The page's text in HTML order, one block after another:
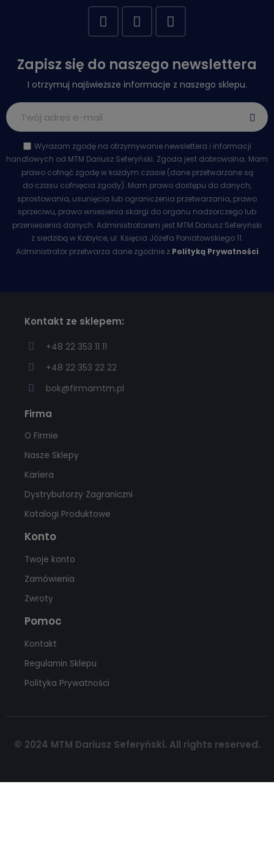
Zapisz się do naszego newslettera
I otrzymuj najświeższe informacje z naszego sklepu.
Wyrażam zgodę na otrzymywanie newslettera i informacji
handlowych od MTM Dariusz Seferyński. Zgoda jest dobrowolna. Mam
prawo cofnąć zgodę w każdym czasie (dane przetwarzane są
do czasu cofnięcia zgody). Mam prawo dostępu do danych,
sprostowania, usunięcia lub ograniczenia przetwarzania, prawo
sprzeciwu, prawo wniesienia skargi do organu nadzorczego lub
przeniesienia danych. Administratorem jest MTM Dariusz Seferyński
z siedzibą w Kobyłce, ul. Księcia Józefa Poniatowskiego 11.
Administrator przetwarza dane zgodnie z Polityką Prywatności
Kontakt ze sklepem:
+48 22 353 11 11
+48 22 353 22 22
bok@firmamtm.pl
Firma
O Firmie
Nasze Sklepy
Kariera
Dystrybutorzy Zagraniczni
Katalogi Produktowe
Konto
Twoje konto
Zamówienia
Zwroty
Pomoc
Kontakt
Regulamin Sklepu
Polityka Prywatności
© 2024 MTM Dariusz Seferyński. All rights reserved.